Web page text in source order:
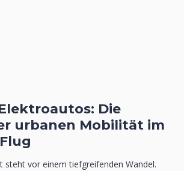
Die
urbanen Mobilität im
steht vor einem tiefgreifenden Wandel.